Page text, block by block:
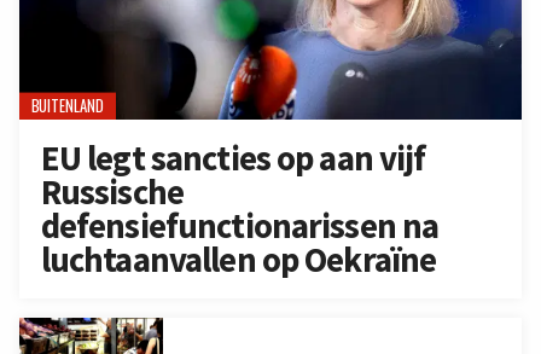
BUITENLAND
EU legt sancties op aan vijf
Russische
defensiefunctionarissen na
luchtaanvallen op Oekraïne